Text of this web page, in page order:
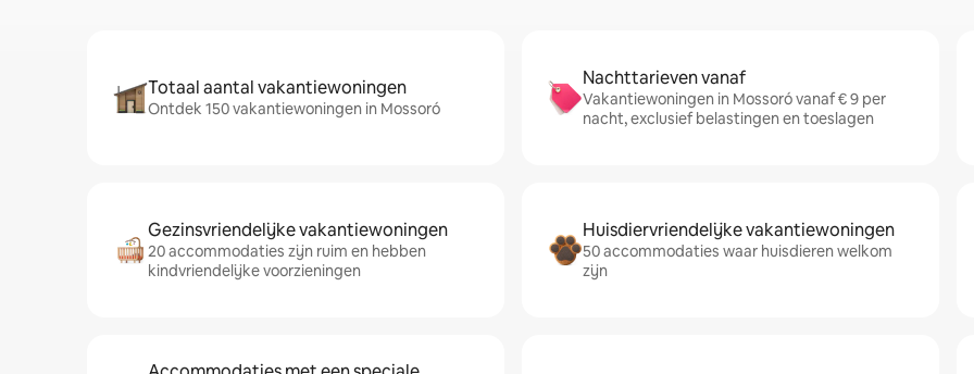
Totaal aantal vakantiewoningen
Ontdek 150 vakantiewoningen in Mossoró
Nachttarieven vanaf
Vakantiewoningen in Mossoró vanaf € 9 per
nacht, exclusief belastingen en toeslagen
Gezinsvriendelijke vakantiewoningen
20 accommodaties zijn ruim en hebben
kindvriendelijke voorzieningen
Huisdiervriendelijke vakantiewoningen
50 accommodaties waar huisdieren welkom
zijn